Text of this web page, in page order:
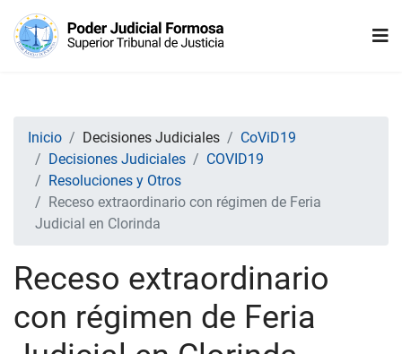
Inicio Decisiones Judiciales
CoViD19
Decisiones Judiciales
COVID19
Resoluciones y Otros
Receso extraordinario con régimen de Feria
Judicial en Clorinda
Receso extraordinario
con régimen de Feria